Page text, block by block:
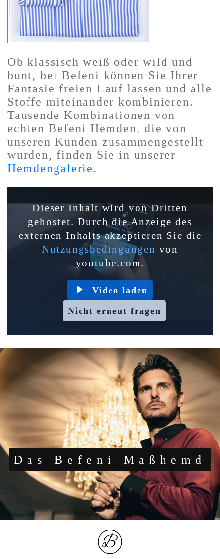
Ob klassisch weiß oder wild und
bunt, bei Befeni können Sie Ihrer
Fantasie freien Lauf lassen und alle
Stoffe miteinander kombinieren.
Tausende Kombinationen von
echten Befeni Hemden, die von
unseren Kunden zusammengestellt
wurden, finden Sie in unserer
Hemdengalerie.
Dieser Inhalt wird von Dritten
gehostet. Durch die Anzeige des
externen Inhalts akzeptieren Sie die
Nutzungsbedingungen von
youtube.com.
Video laden
Nicht erneut fragen
Das Befeni Maßhemd